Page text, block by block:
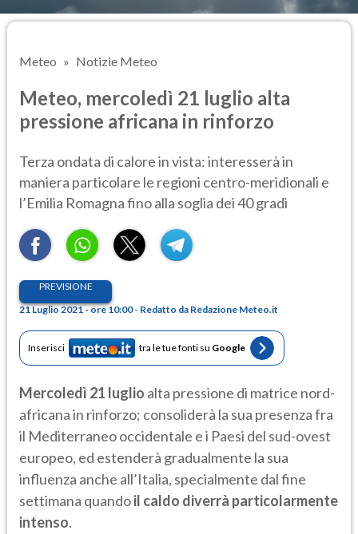
Meteo Notizie Meteo
Meteo, mercoledì 21 luglio alta
pressione africana in rinforzo
Terza ondata di calore in vista: interesserà in
maniera particolare le regioni centro-meridionali e
l’Emilia Romagna fino alla soglia dei 40 gradi
PREVISIONE
21 Luglio 2021 - ore 10:00 - Redatto da Redazione Meteo.it
Inserisci tra le tue fonti su Google
Mercoledì 21 luglio alta pressione di matrice nord-
africana in rinforzo; consoliderà la sua presenza fra
il Mediterraneo occidentale e i Paesi del sud-ovest
europeo, ed estenderà gradualmente la sua
influenza anche all’Italia, specialmente dal fine
settimana quandoil caldo diverrà particolarmente
intenso.